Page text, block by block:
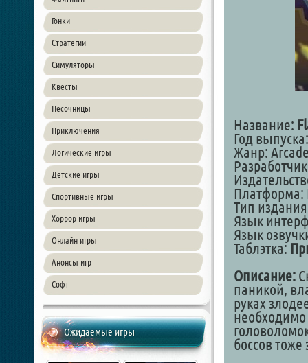
Гонки
Стратегии
Симуляторы
Квесты
Песочницы
Приключения
Логические игры
Детские игры
Спортивные игры
Хоррор игры
Онлайн игры
Анонсы игр
Софт
Ожидаемые игры
Название:
Год
Жанр:
Платформа:
Тип
Язык
Язык
Таблэтка:
Описание:
паникой,
руках
боссов тоже